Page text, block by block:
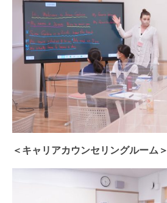
＜キャリアカウンセリングルーム＞